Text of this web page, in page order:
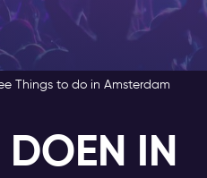
Things to do in Amsterdam
IN